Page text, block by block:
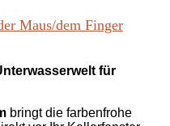
Maus/dem Finger
für
bringt die farbenfrohe